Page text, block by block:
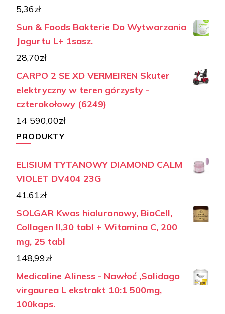
5,36zł
Sun & Foods Bakterie Do Wytwarzania
Jogurtu L+ 1sasz.
28,70zł
CARPO 2 SE XD VERMEIREN Skuter
elektryczny w teren górzysty -
czterokołowy (6249)
14 590,00zł
PRODUKTY
ELISIUM TYTANOWY DIAMOND CALM
VIOLET DV404 23G
41,61zł
SOLGAR Kwas hialuronowy, BioCell,
Collagen II,30 tabl + Witamina C, 200
mg, 25 tabl
148,99zł
Medicaline Aliness - Nawłoć ,Solidago
virgaurea L ekstrakt 10:1 500mg,
100kaps.